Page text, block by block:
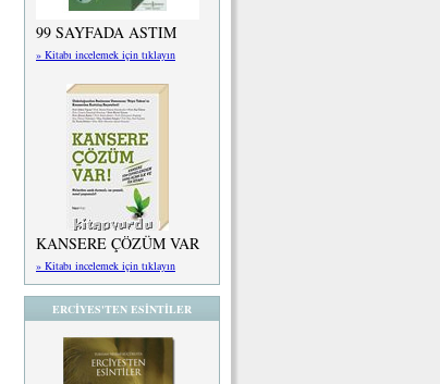
99 SAYFADA ASTIM
» Kitabı incelemek için tıklayın
KANSERE ÇÖZÜM VAR
» Kitabı incelemek için tıklayın
ERCİYES'TEN ESİNTİLER